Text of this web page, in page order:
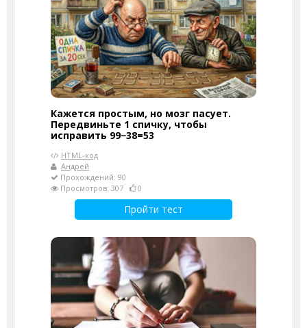
Кажется простым, но мозг пасует.
Передвиньте 1 спичку, чтобы
исправить 99−38=53
HTML-код
Андрей
Прохождений: 90
Просмотров: 307
0
Пройти тест